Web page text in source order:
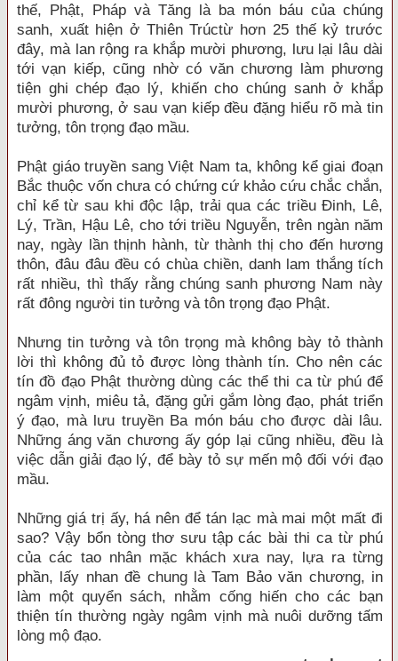
thế, Phật, Pháp và Tăng là ba món báu của chúng
sanh, xuất hiện ở Thiên Trúctừ hơn 25 thế kỷ trước
đây, mà lan rộng ra khắp mười phương, lưu lại lâu dài
tới vạn kiếp, cũng nhờ có văn chương làm phương
tiện ghi chép đạo lý, khiến cho chúng sanh ở khắp
mười phương, ở sau vạn kiếp đều đặng hiểu rõ mà tin
tưởng, tôn trọng đạo mầu.
Phật giáo truyền sang Việt Nam ta, không kể giai đoạn
Bắc thuộc vốn chưa có chứng cứ khảo cứu chắc chắn,
chỉ kể từ sau khi độc lập, trải qua các triều Đinh, Lê,
Lý, Trần, Hậu Lê, cho tới triều Nguyễn, trên ngàn năm
nay, ngày lần thịnh hành, từ thành thị cho đến hương
thôn, đâu đâu đều có chùa chiền, danh lam thắng tích
rất nhiều, thì thấy rằng chúng sanh phương Nam này
rất đông người tin tưởng và tôn trọng đạo Phật.
Nhưng tin tưởng và tôn trọng mà không bày tỏ thành
lời thì không đủ tỏ được lòng thành tín. Cho nên các
tín đồ đạo Phật thường dùng các thể thi ca từ phú để
ngâm vịnh, miêu tả, đặng gửi gắm lòng đạo, phát triển
ý đạo, mà lưu truyền Ba món báu cho được dài lâu.
Những áng văn chương ấy góp lại cũng nhiều, đều là
việc dẫn giải đạo lý, để bày tỏ sự mến mộ đối với đạo
mầu.
Những giá trị ấy, há nên để tán lạc mà mai một mất đi
sao? Vậy bổn tòng thơ sưu tập các bài thi ca từ phú
của các tao nhân mặc khách xưa nay, lựa ra từng
phần, lấy nhan đề chung là Tam Bảo văn chương, in
làm một quyển sách, nhằm cống hiến cho các bạn
thiện tín thường ngày ngâm vịnh mà nuôi dưỡng tấm
lòng mộ đạo.